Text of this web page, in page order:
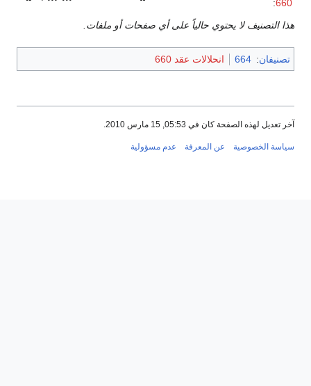
660
:
هذا التصنيف لا يحتوي حالياً على أي صفحات أو ملفات.
تصنيفان:
664 انحلالات عقد 660
آخر تعديل لهذه الصفحة كان في 05:53, 15 مارس 2010.
سياسة الخصوصية عن المعرفة عدم مسؤولية